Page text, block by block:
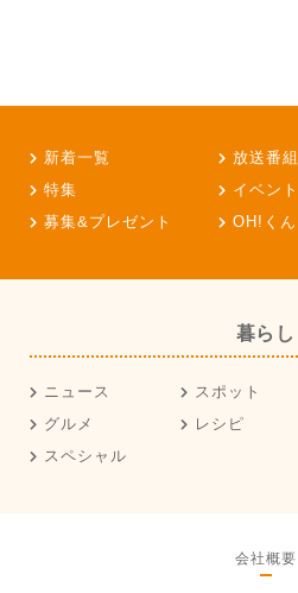
新着一覧 放送番組
特集
イベント
募集&プレゼント
OH!くん
暮らし
ニュース スポット
グルメ
レシピ
スペシャル
会社概要